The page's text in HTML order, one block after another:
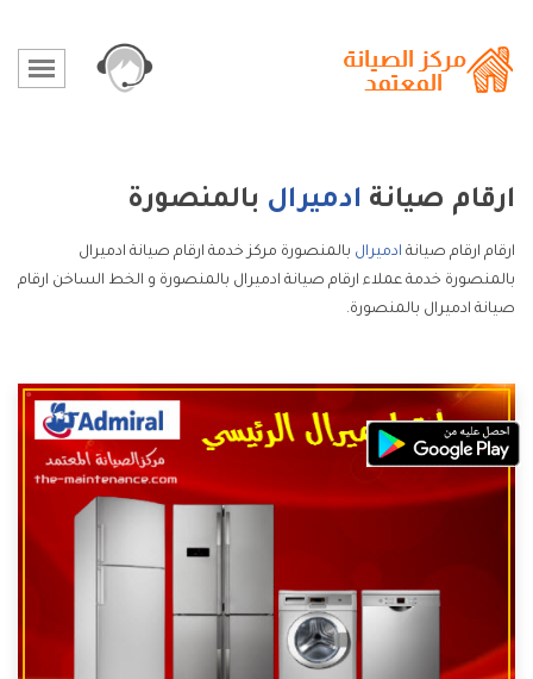
ارقام صيانة ادميرال بالمنصورة
ارقام ارقام صيانة ادميرال بالمنصورة مركز خدمة ارقام صيانة ادميرال
بالمنصورة خدمة عملاء ارقام صيانة ادميرال بالمنصورة و الخط الساخن ارقام
صيانة ادميرال بالمنصورة.